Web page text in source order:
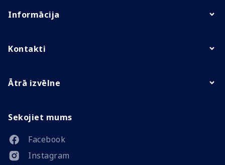
Informācija
Kontakti
Ātrā izvēlne
Sekojiet mums
Facebook
Instagram